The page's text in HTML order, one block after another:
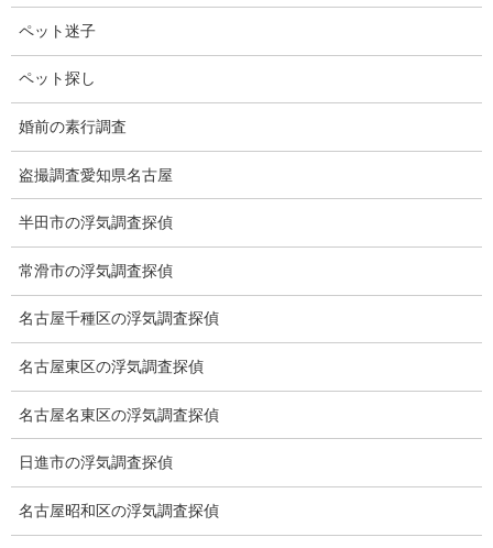
カテゴリー ブログ
ブログ
次の記事
自筆遺言法改正
ペット迷子
ペット探し
婚前の素行調査
盗撮調査愛知県名古屋
半田市の浮気調査探偵
常滑市の浮気調査探偵
名古屋千種区の浮気調査探偵
名古屋東区の浮気調査探偵
名古屋名東区の浮気調査探偵
日進市の浮気調査探偵
名古屋昭和区の浮気調査探偵